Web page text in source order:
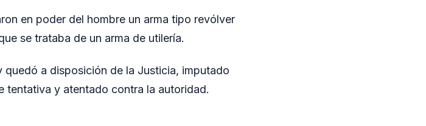
en poder del hombre un arma tipo revólver
se trataba de un arma de utilería.
a disposición de la Justicia, imputado
y atentado contra la autoridad.